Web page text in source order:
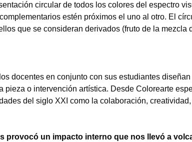
circular de todos los colores del espectro
estén próximos el uno al otro. El
que se consideran derivados (fruto de la mezcla
docentes en conjunto con sus estudiantes
pieza o intervención artística. Desde Colorearte
del siglo XXI como la colaboración,
provocó un impacto interno que nos llevó a